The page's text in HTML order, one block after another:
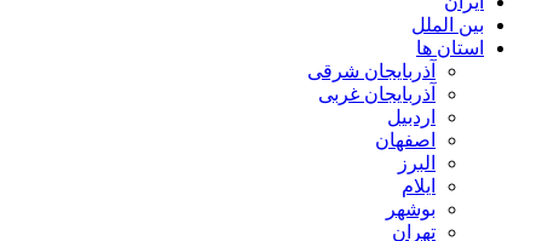
بین الملل
استان ها
آذربایجان شرقی
آذربایجان غربی
اردبیل
اصفهان
البرز
ایلام
بوشهر
تهران